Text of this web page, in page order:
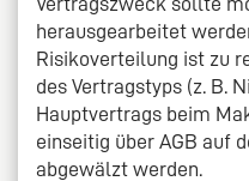
herausgearbeitet
Risikoverteilung ist zu
des Vertragstyps (z. B.
Hauptvertrags beim
einseitig über AGB auf
abgewälzt werden.